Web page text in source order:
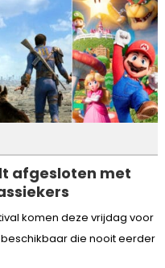
afgesloten met
komen deze vrijdag voor
die nooit eerder